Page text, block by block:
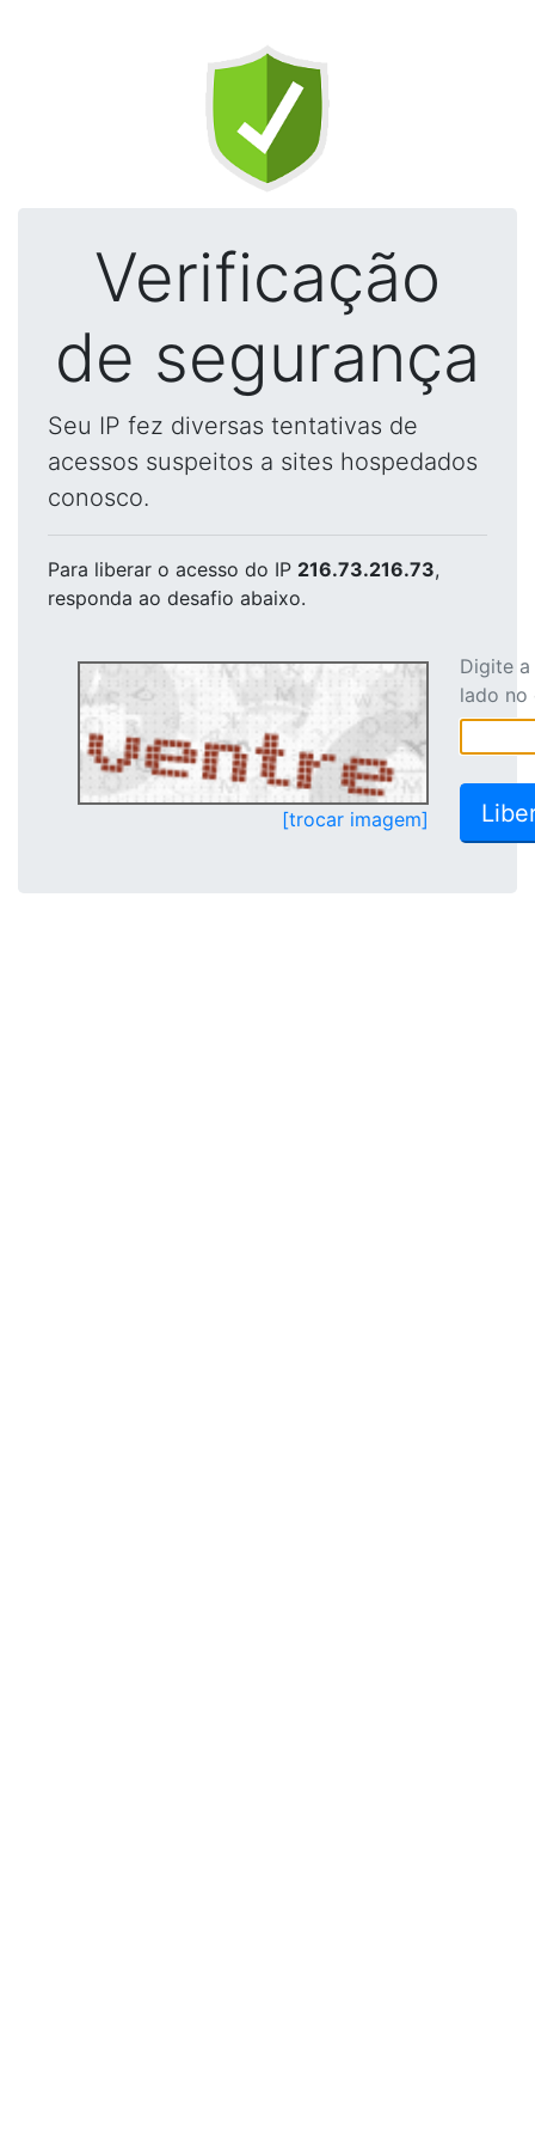
Verificação
de segurança
Seu IP fez diversas tentativas de
acessos suspeitos a sites hospedados
conosco.
Para liberar o acesso do IP 216.73.216.73,
responda ao desafio abaixo.
[trocar imagem]
Digite
lado no